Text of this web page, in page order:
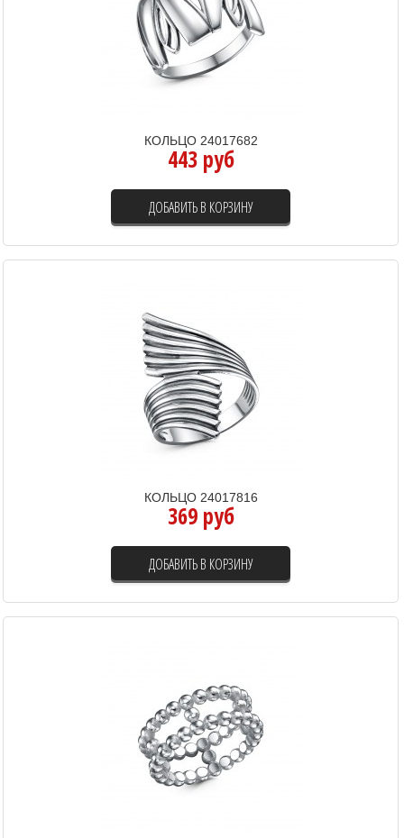
КОЛЬЦО 24017682
443 руб
ДОБАВИТЬ В КОРЗИНУ
КОЛЬЦО 24017816
369 руб
ДОБАВИТЬ В КОРЗИНУ